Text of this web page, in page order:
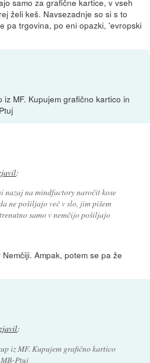
želi keš. Navsezadnje so si s to
pa trgovina, po eni opazki, 'evropski
MF. Kupujem grafično kartico in
:
nazaj na mindfactory naročit kose
ne pošiljajo več v slo, jim pišem
samo v nemčijo pošiljajo
Ampak, potem se pa že
:
iz MF. Kupujem grafično kartico
Ptuj